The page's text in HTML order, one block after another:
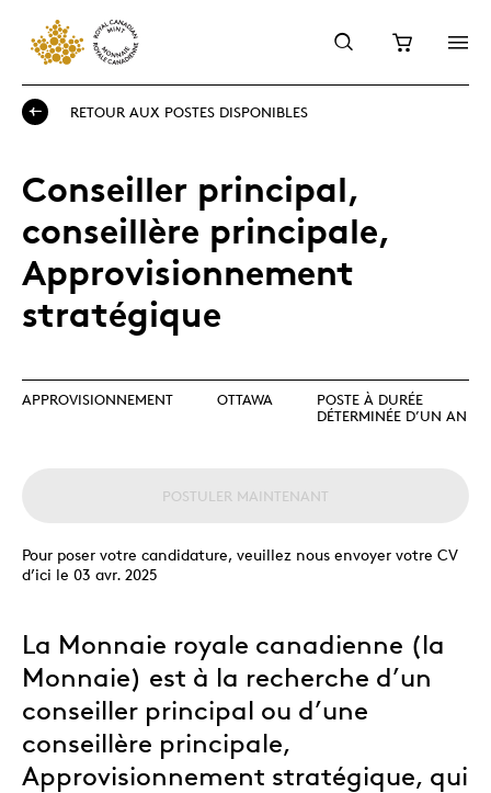
RETOUR AUX POSTES DISPONIBLES
Conseiller principal,
conseillère principale,
Approvisionnement
stratégique
APPROVISIONNEMENT OTTAWA
POSTE À DURÉE
DÉTERMINÉE D’UN AN
POSTULER MAINTENANT
Pour poser votre candidature, veuillez nous envoyer votre CV
d’ici le 03 avr. 2025
La Monnaie royale canadienne (la
Monnaie) est à la recherche d’un
conseiller principal ou d’une
conseillère principale,
Approvisionnement stratégique, qui